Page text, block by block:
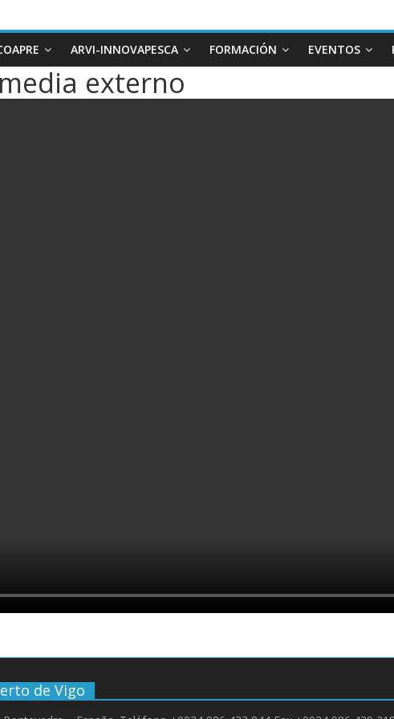
ARVI-INNOVAPESCA FORMACIÓN EVENTOS
externo
de Vigo